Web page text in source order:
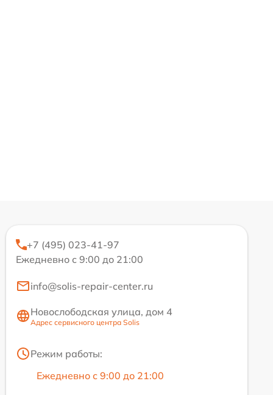
+7 (495) 023-41-97
Ежедневно с 9:00 до 21:00
info@solis-repair-center.ru
Новослободская улица, дом 4
Адрес сервисного центра Solis
Режим работы:
Ежедневно с 9:00 до 21:00